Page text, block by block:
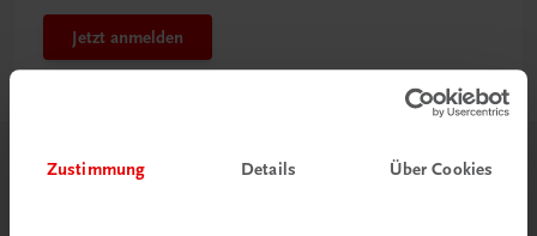
Zustimmung Details Über Cookies
Jetzt anmelden
Herzlich willkommen bei TRAUNER!